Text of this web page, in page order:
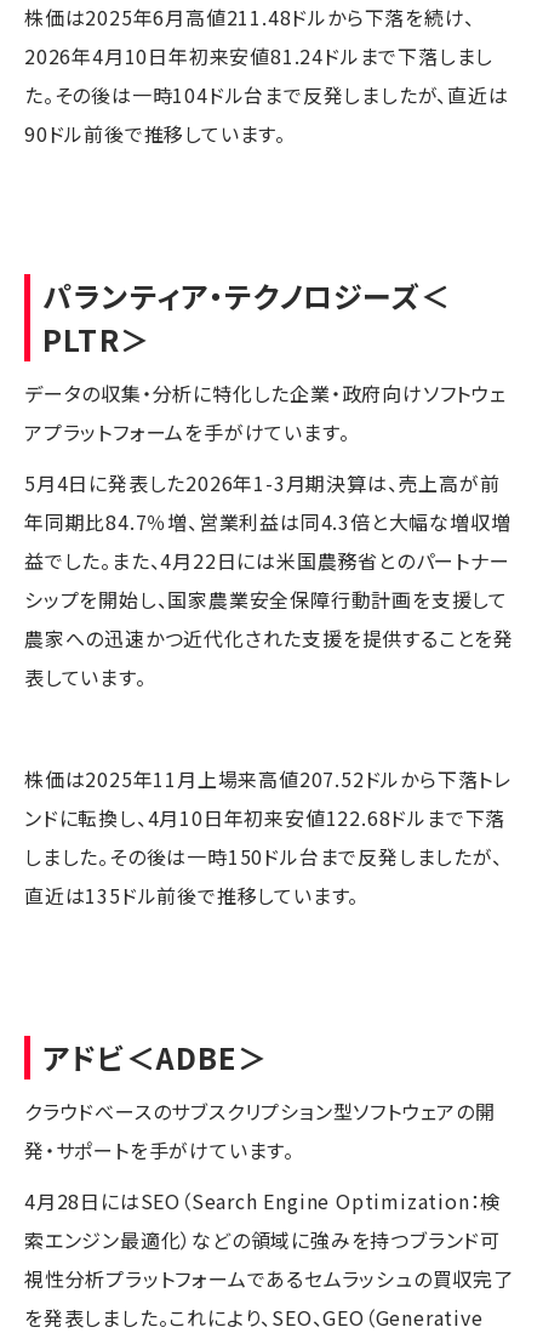
株価は2025年6月高値211.48ドルから下落を続け、
2026年4月10日年初来安値81.24ドルまで下落しまし
た。その後は一時104ドル台まで反発しましたが、直近は
90ドル前後で推移しています。
パランティア・テクノロジーズ＜
PLTR＞
データの収集・分析に特化した企業・政府向けソフトウェ
アプラットフォームを手がけています。
5月4日に発表した2026年1-3月期決算は、売上高が前
年同期比84.7％増、営業利益は同4.3倍と大幅な増収増
益でした。また、4月22日には米国農務省とのパートナー
シップを開始し、国家農業安全保障行動計画を支援して
農家への迅速かつ近代化された支援を提供することを発
表しています。
株価は2025年11月上場来高値207.52ドルから下落トレ
ンドに転換し、4月10日年初来安値122.68ドルまで下落
しました。その後は一時150ドル台まで反発しましたが、
直近は135ドル前後で推移しています。
アドビ＜ADBE＞
クラウドべースのサブスクリプション型ソフトウェアの開
発・サポートを手がけています。
4月28日にはSEO（Search Engine Optimization：検
索エンジン最適化）などの領域に強みを持つブランド可
視性分析プラットフォームであるセムラッシュの買収完了
を発表しました。これにより、SEO、GEO（Generative